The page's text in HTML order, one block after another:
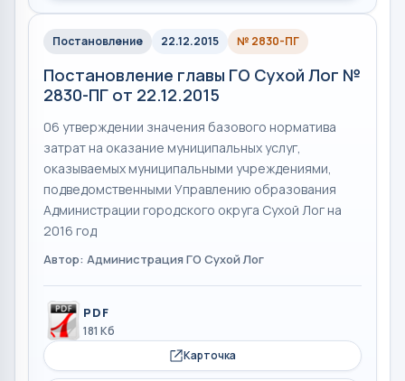
Постановление 22.12.2015 № 2830-ПГ
Постановление главы ГО Сухой Лог №
2830-ПГ от 22.12.2015
06 утверждении значения базового норматива
затрат на оказание муниципальных услуг,
оказываемых муниципальными учреждениями,
подведомственными Управлению образования
Администрации городского округа Сухой Лог на
2016 год
Автор: Администрация ГО Сухой Лог
PDF
181 Кб
Карточка